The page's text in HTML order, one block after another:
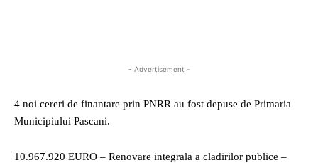
- Advertisement -
4 noi cereri de finantare prin PNRR au fost depuse de Primaria
Municipiului Pascani.
10.967.920 EURO – Renovare integrala a cladirilor publice –